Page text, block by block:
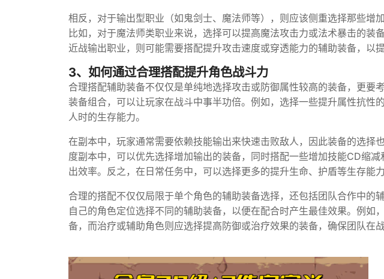
相反，对于输出型职业（如鬼剑士、魔法师等），则应该侧重选择那些增
比如，对于魔法师类职业来说，选择可以提高魔法攻击力或法术暴击的装
近战输出职业，则可能需要搭配提升攻击速度或穿透能力的辅助装备，以
3、如何通过合理搭配提升角色战斗力
合理搭配辅助装备不仅仅是单纯地选择攻击或防御属性较高的装备，更要
装备组合，可以让玩家在战斗中事半功倍。例如，选择一些提升属性抗性
人时的生存能力。
在副本中，玩家通常需要依赖技能输出来快速击败敌人，因此装备的选择
度副本中，可以优先选择增加输出的装备，同时搭配一些增加技能CD缩
出效率。反之，在日常任务中，可以选择更多的提升生命、护盾等生存能
合理的搭配不仅仅局限于单个角色的辅助装备选择，还包括团队合作中的
自己的角色定位选择不同的辅助装备，以便在配合时产生最佳效果。例如
备，而治疗或辅助角色则应选择提高防御或治疗效果的装备，确保团队在